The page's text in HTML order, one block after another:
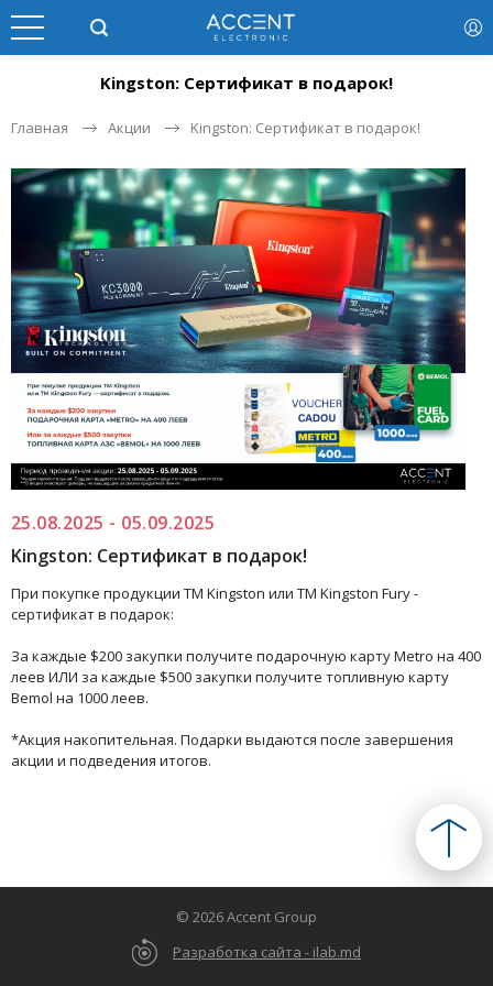
Kingston: Сертификат в подарок!
Главная Акции Kingston: Сертификат в подарок!
25.08.2025 - 05.09.2025
Kingston: Сертификат в подарок!
При покупке продукции TM Kingston или TM Kingston Fury -
сертификат в подарок:
За каждые $200 закупки получите подарочную карту Metro на 400
леев ИЛИ за каждые $500 закупки получите топливную карту
Bemol на 1000 леев.
*Акция накопительная. Подарки выдаются после завершения
акции и подведения итогов.
© 2026 Accent Group
Разработка сайта - ilab.md